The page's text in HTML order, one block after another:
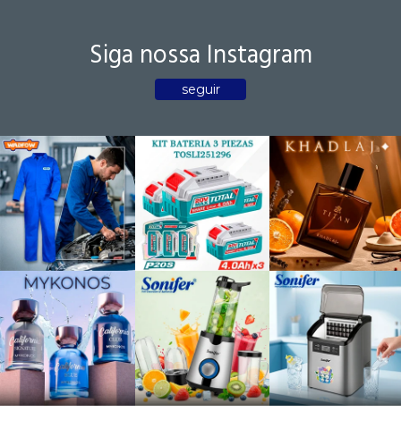
Siga nossa Instagram
seguir